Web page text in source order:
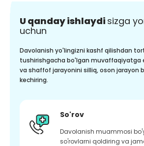
U qanday ishlaydi sizga
uchun
Davolanish yo'lingizni kashf qilishdan
tushirishgacha bo'lgan muvaffaqiyatga
va shaffof jarayonini silliq, oson jarayon
kechiring.
So'rov
Davolanish muammosi
so'rovlarni qoldiring va